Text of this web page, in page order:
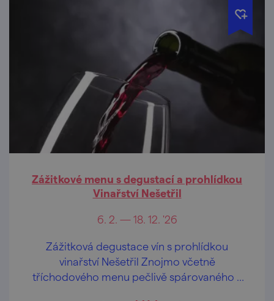
Zážitkové menu s degustací a prohlídkou
Vinařství Nešetřil
6. 2. — 18. 12. '26
Zážitková degustace vín s prohlídkou
vinařství Nešetřil Znojmo včetně
tříchodového menu pečlivě spárovaného s